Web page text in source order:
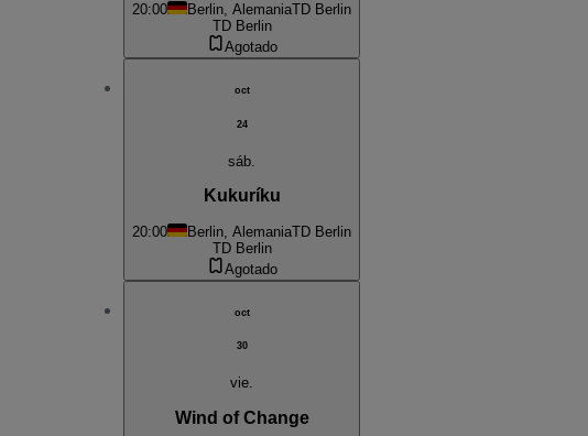
20:00 Berlin, AlemaniaTD Berlin
TD Berlin
Agotado
oct
24
sáb.
Kukuríku
20:00 Berlin, AlemaniaTD Berlin
TD Berlin
Agotado
oct
30
vie.
Wind of Change